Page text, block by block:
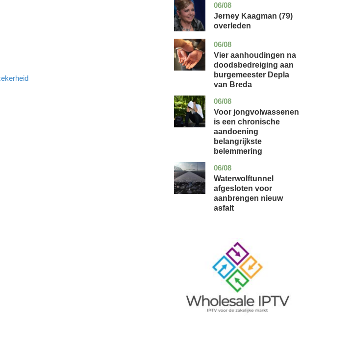
06/08
noord-
glossy
Jerney Kaagman (79)
overleden
06/08
noord-
brabant
nieuws
Vier aanhoudingen na
doodsbedreiging aan
burgemeester Depla
van Breda
06/08
utrecht
gezondheid
Voor jongvolwassenen
is een chronische
aandoening
belangrijkste
belemmering
06/08
noord-
holland
nieuws
Waterwolftunnel
afgesloten voor
aanbrengen nieuw
asfalt